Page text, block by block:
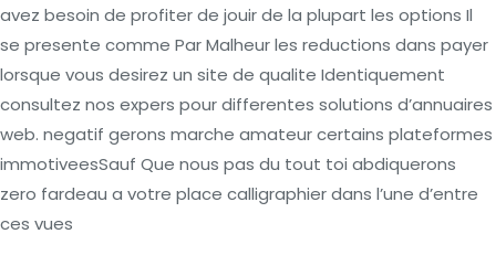
avez besoin de profiter de jouir de la plupart les options Il
se presente comme Par Malheur les reductions dans payer
lorsque vous desirez un site de qualite Identiquement
consultez nos expers pour differentes solutions d’annuaires
web. negatif gerons marche amateur certains plateformes
immotiveesSauf Que nous pas du tout toi abdiquerons
zero fardeau a votre place calligraphier dans l’une d’entre
ces vues